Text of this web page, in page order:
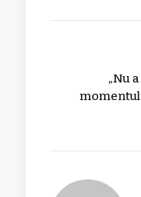
„Nu
momentul